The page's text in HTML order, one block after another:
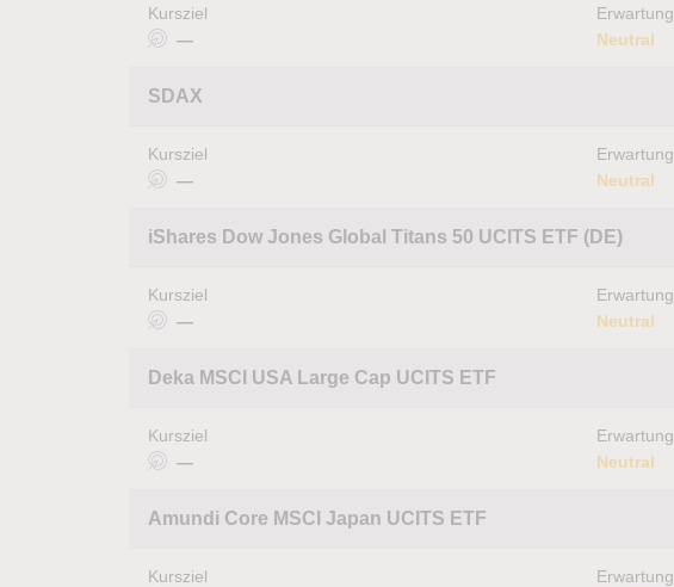
Kursziel
—
Erwartung
Neutral
SDAX
Kursziel
—
Erwartung
Neutral
iShares Dow Jones Global Titans 50 UCITS ETF (DE)
Kursziel
—
Erwartung
Neutral
Deka MSCI USA Large Cap UCITS ETF
Kursziel
—
Erwartung
Neutral
Amundi Core MSCI Japan UCITS ETF
Kursziel
Erwartung